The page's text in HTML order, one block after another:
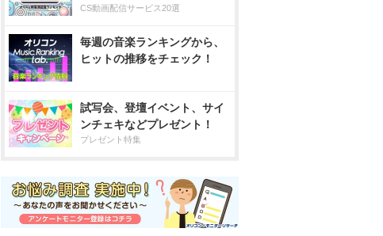
CS動画配信サービス20選
毎週の音楽ランキングから、
ヒットの推移をチェック！
試写会、登壇イベント、サイ
ンチェキなどプレゼント！
プレゼント特集